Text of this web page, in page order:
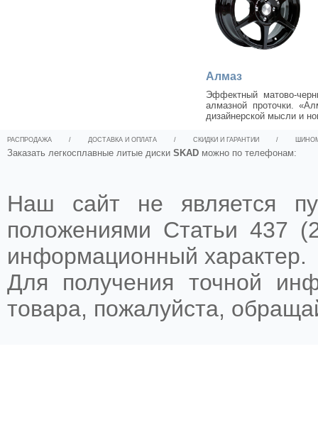
Алмаз
Эффектный матово-
алмазной проточки.
дизайнерской мысли и
РАСПРОДАЖА / ДОСТАВКА И ОПЛАТА / СКИДКИ И ГАРАНТИИ /
Заказать легкосплавные литые диски SKAD можно по телефонам:
Наш сайт не является
положениями Статьи 437
информационный характер.
Для получения точной
товара, пожалуйста,